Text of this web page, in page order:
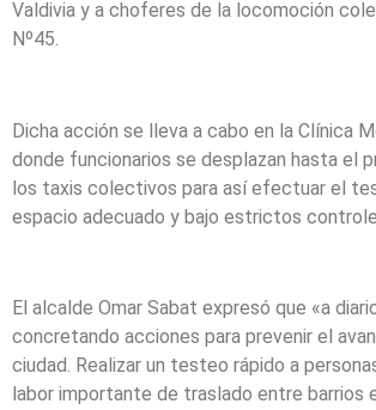
Valdivia y a choferes de la locomoción
Nº45.
Dicha acción se lleva a cabo en la Clínica
donde funcionarios se desplazan hasta el
los taxis colectivos para así efectuar el
espacio adecuado y bajo estrictos
El alcalde Omar Sabat expresó que «a
concretando acciones para prevenir el
ciudad. Realizar un testeo rápido a
labor importante de traslado entre barrios